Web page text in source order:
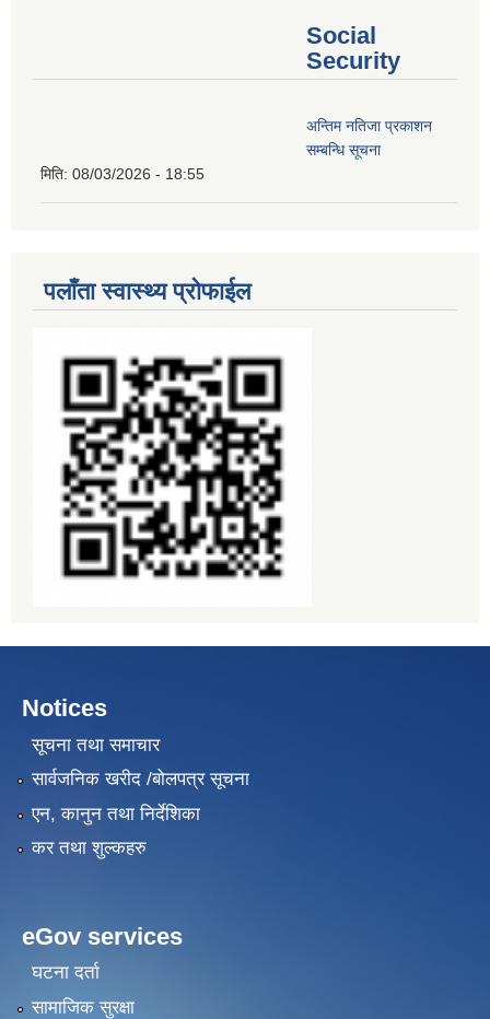
Social
Security
अन्तिम नतिजा प्रकाशन
सम्बन्धि सूचना
मिति: 08/03/2026 - 18:55
पलाँता स्वास्थ्य प्रोफाईल
Notices
सूचना तथा समाचार
सार्वजनिक खरीद /बोलपत्र सूचना
एन, कानुन तथा निर्देशिका
कर तथा शुल्कहरु
eGov services
घटना दर्ता
सामाजिक सुरक्षा